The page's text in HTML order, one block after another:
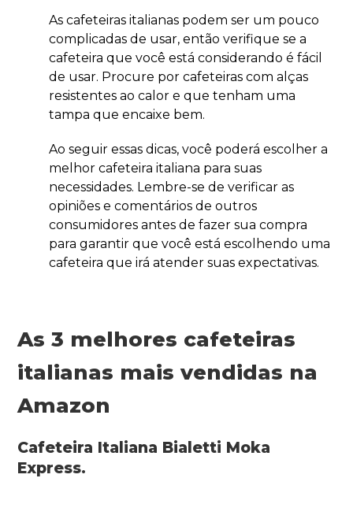
As cafeteiras italianas podem ser um pouco
complicadas de usar, então verifique se a
cafeteira que você está considerando é fácil
de usar. Procure por cafeteiras com alças
resistentes ao calor e que tenham uma
tampa que encaixe bem.
Ao seguir essas dicas, você poderá escolher a
melhor cafeteira italiana para suas
necessidades. Lembre-se de verificar as
opiniões e comentários de outros
consumidores antes de fazer sua compra
para garantir que você está escolhendo uma
cafeteira que irá atender suas expectativas.
As 3 melhores cafeteiras
italianas mais vendidas na
Amazon
Cafeteira Italiana Bialetti Moka
Express.